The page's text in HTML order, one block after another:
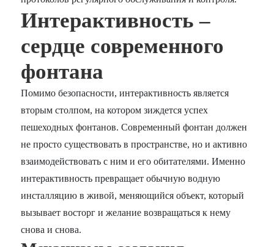
Интерактивность –
сердце современного
фонтана
Помимо безопасности, интерактивность является
вторым столпом, на котором зиждется успех
пешеходных фонтанов. Современный фонтан должен
не просто существовать в пространстве, но и активно
взаимодействовать с ним и его обитателями. Именно
интерактивность превращает обычную водную
инсталляцию в живой, меняющийся объект, который
вызывает восторг и желание возвращаться к нему
снова и снова.